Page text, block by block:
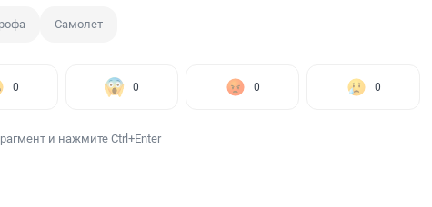
Самолет
0 0 0 0
и нажмите Ctrl+Enter